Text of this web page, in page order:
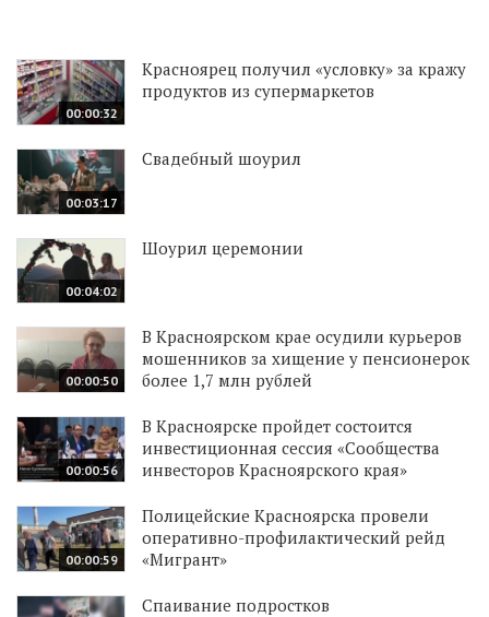
00:00:32
Красноярец получил «условку» за кражу
продуктов из супермаркетов
00:03:17
Свадебный шоурил
00:04:02
Шоурил церемонии
00:00:50
В Красноярском крае осудили курьеров
мошенников за хищение у пенсионерок
более 1,7 млн рублей
00:00:56
В Красноярске пройдет состоится
инвестиционная сессия «Сообщества
инвесторов Красноярского края»
00:00:59
Полицейские Красноярска провели
оперативно-профилактический рейд
«Мигрант»
Спаивание подростков